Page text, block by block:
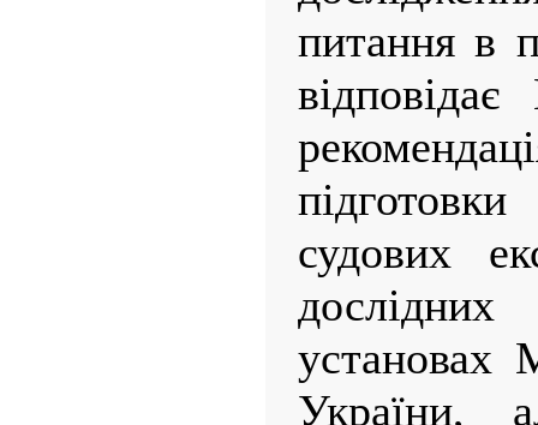
питання в
судових
дослідних
установах
України,